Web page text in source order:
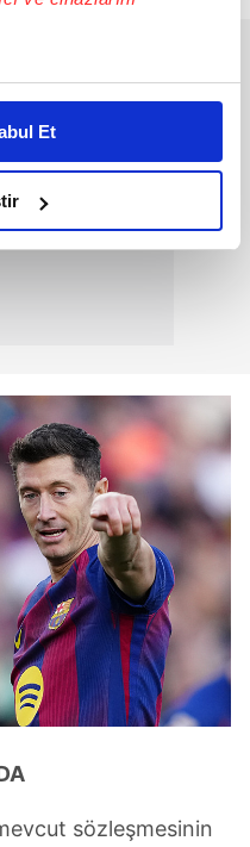
sizlere özel
Bunu yaparken
deneyimi sunmak
sunabilmek adına
ve bu noktada,
noktasında tek gelir
için İnternet
kişilere ait çerezler
çeşitli kişisel
olan çerezler bilgi
amacıyla
daha işlevsel
sizlere yönelik
amaçlarıyla
kullanılacaktır.
ilişkin detaylı bilgi
Et
sözleşmesinin